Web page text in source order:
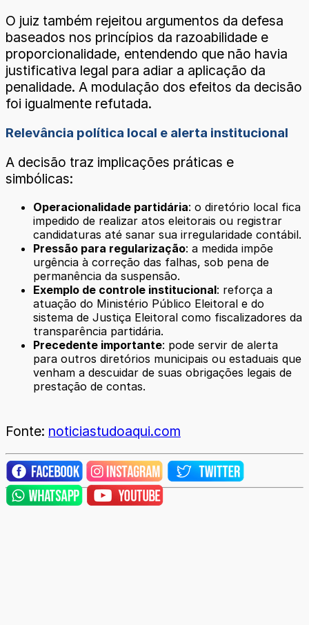
O juiz também rejeitou argumentos da defesa
baseados nos princípios da razoabilidade e
proporcionalidade, entendendo que não havia
justificativa legal para adiar a aplicação da
penalidade. A modulação dos efeitos da decisão
foi igualmente refutada.
Relevância política local e alerta institucional
A decisão traz implicações práticas e
simbólicas:
Operacionalidade partidária: o diretório local fica
impedido de realizar atos eleitorais ou registrar
candidaturas até sanar sua irregularidade contábil.
Pressão para regularização: a medida impõe
urgência à correção das falhas, sob pena de
permanência da suspensão.
Exemplo de controle institucional: reforça a
atuação do Ministério Público Eleitoral e do
sistema de Justiça Eleitoral como fiscalizadores da
transparência partidária.
Precedente importante: pode servir de alerta
para outros diretórios municipais ou estaduais que
venham a descuidar de suas obrigações legais de
prestação de contas.
Fonte: noticiastudoaqui.com